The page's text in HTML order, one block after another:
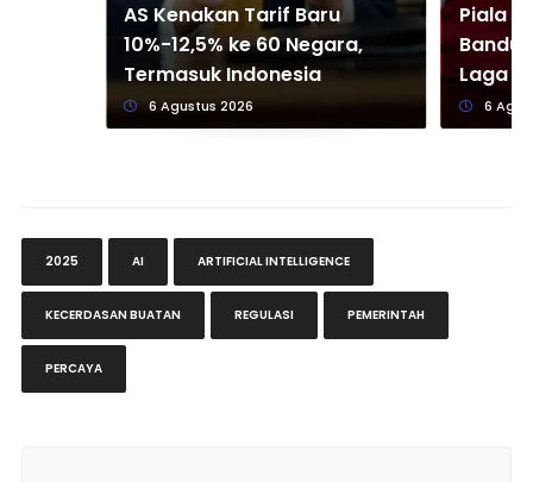
AS Kenakan Tarif Baru
10%-12,5% ke 60 Negara,
Termasuk Indonesia
6 Agustus 2026
Piala
Laga
6
2025 AI ARTIFICIAL INTELLIGENCE
KECERDASAN BUATAN REGULASI PEMERINTAH
PERCAYA